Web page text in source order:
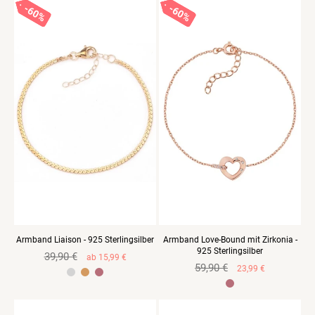
60%
60%
60%
Armband Liaison - 925 Sterlingsilber
Normaler
39,90 € Verkaufspreis
ab 15,99 €
60%
60%
60%
Armband Love-Bound mit Zirkonia -
925 Sterlingsilber
Normaler
59,90 € Verkaufspreis
23,99 €